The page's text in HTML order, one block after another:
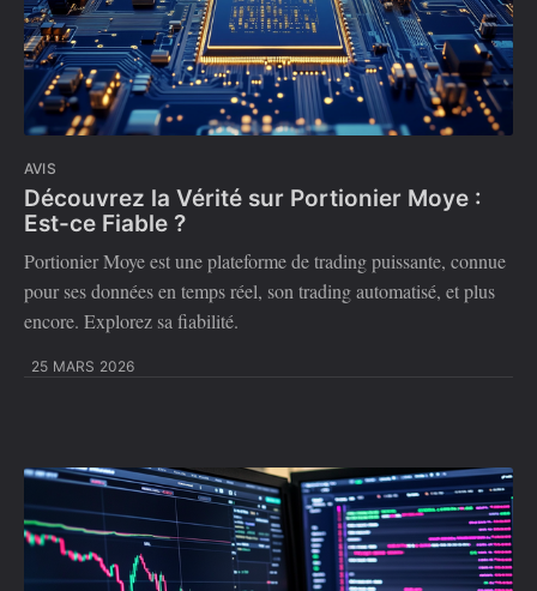
AVIS
Découvrez la Vérité sur Portionier Moye :
Est-ce Fiable ?
Portionier Moye est une plateforme de trading puissante, connue
pour ses données en temps réel, son trading automatisé, et plus
encore. Explorez sa fiabilité.
25 MARS 2026